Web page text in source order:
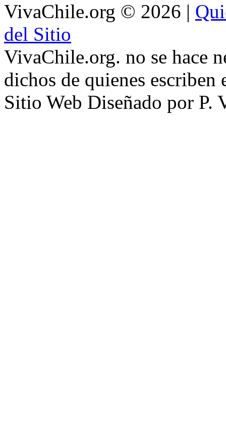
VivaChile.org © 2026 |
del Sitio
VivaChile.org. no se hace
dichos de quienes escriben
Sitio Web Diseñado por